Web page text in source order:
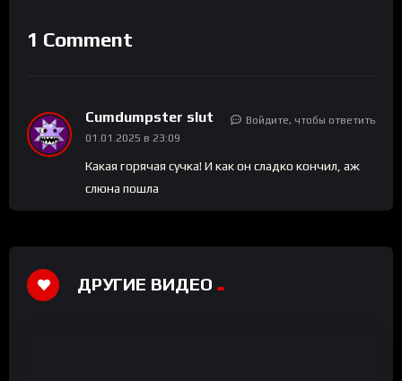
1 Comment
Cumdumpster slut
01.01.2025 в 23:09
Какая горячая сучка! И как он сладко кончил, аж
слюна пошла
Войдите, чтобы ответить
ДРУГИЕ ВИДЕО